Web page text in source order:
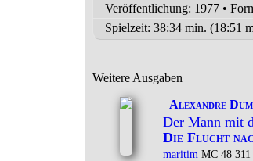
Veröffentlichung: 1977 •
Spielzeit: 38:34 min. (18:51
Weitere Ausgaben
Alexandre
Der Mann mit
Die Flucht
maritim MC 48